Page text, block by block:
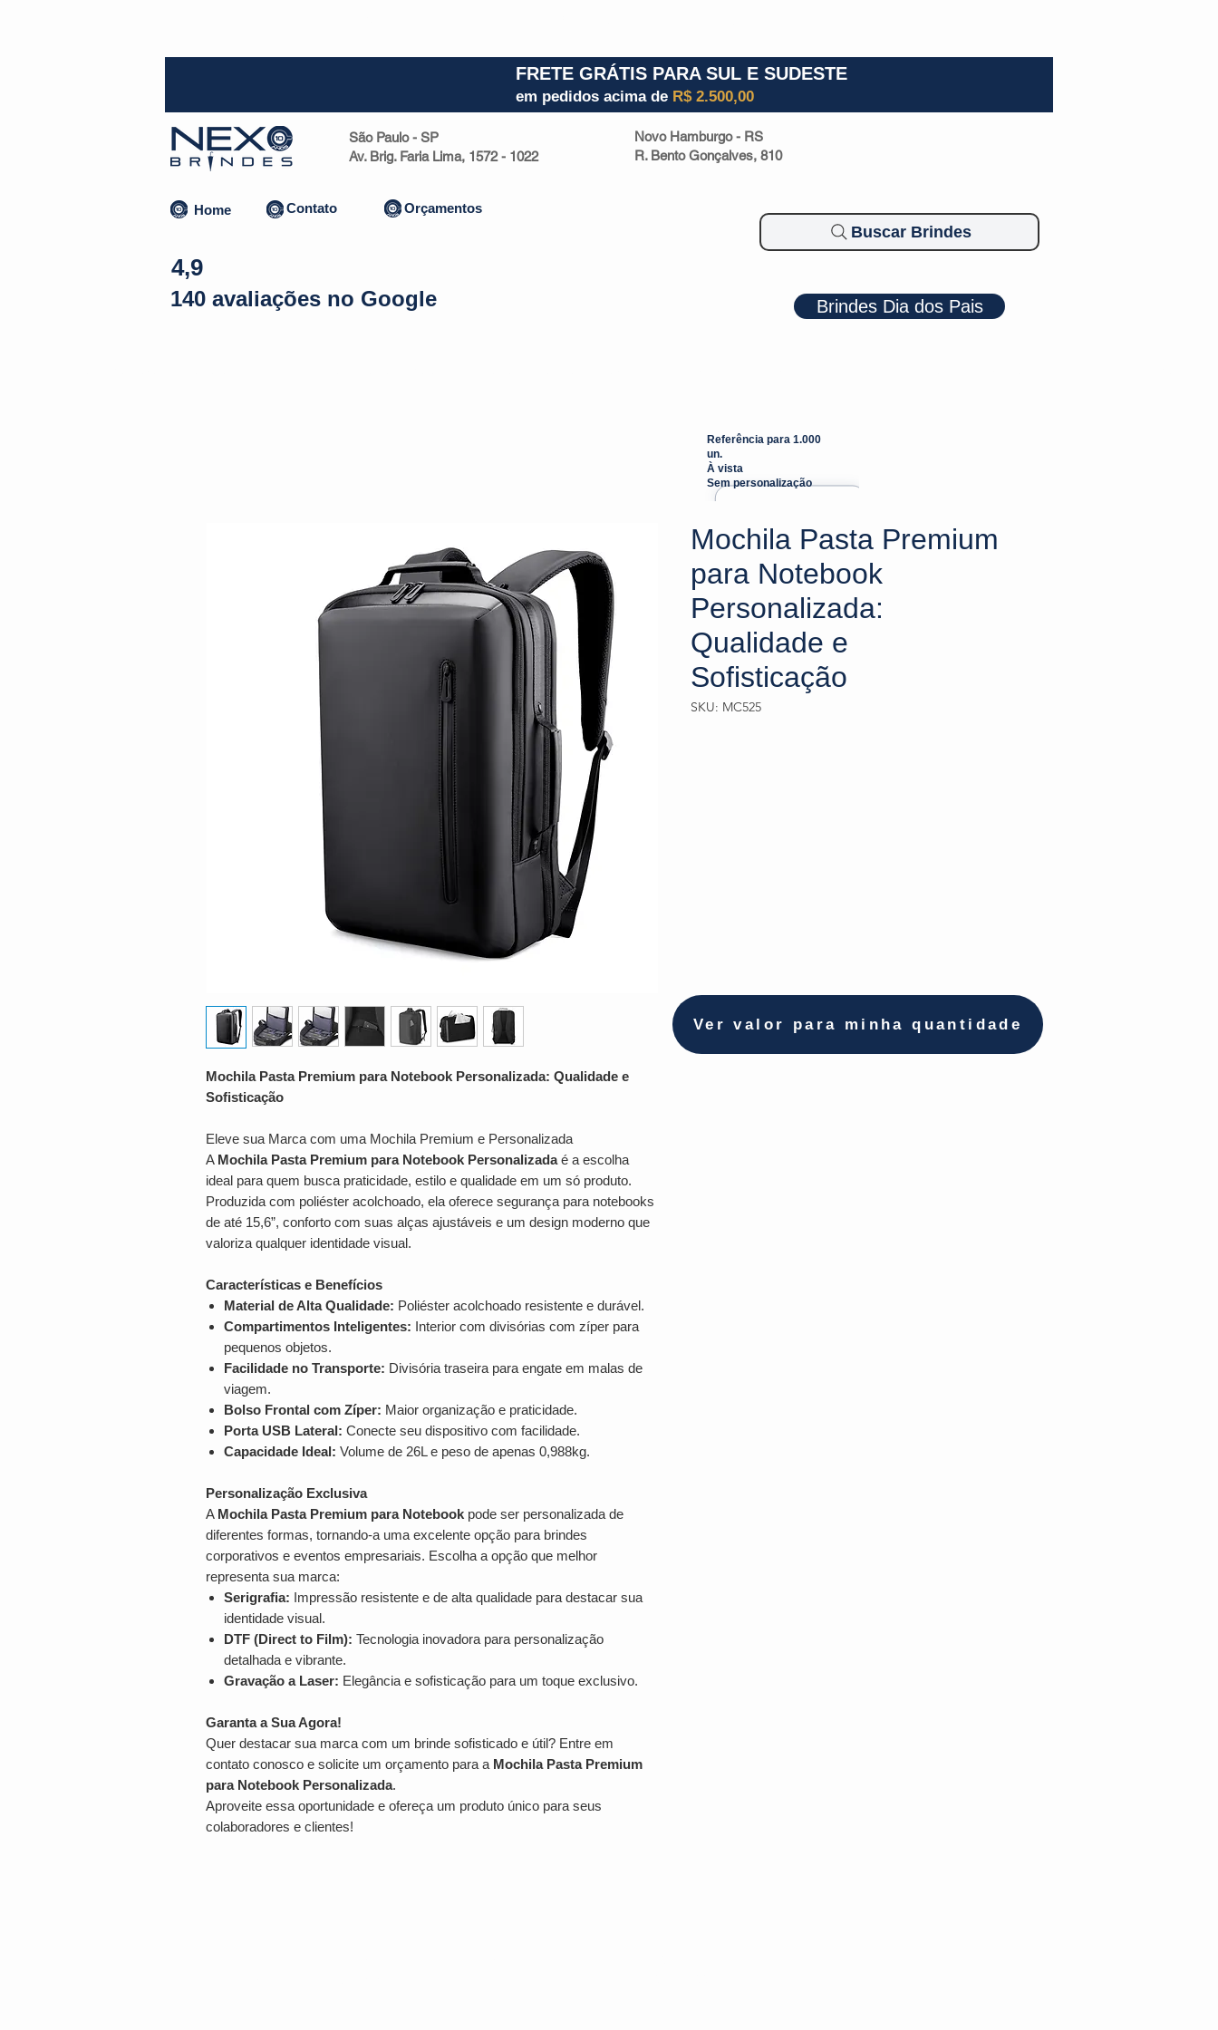
FRETE GRÁTIS PARA SUL E SUDESTE
em pedidos acima de R$ 2.500,00
São Paulo - SP
Av. Brig. Faria Lima, 1572 - 1022
Novo Hamburgo - RS
R. Bento Gonçalves, 810
Home Contato Orçamentos
4,9
140 avaliações no Google
Buscar Brindes
Brindes Dia dos Pais
Mochila Pasta Premium para Notebook Personalizada: Qualidade e
Sofisticação
Eleve sua Marca com uma Mochila Premium e Personalizada
A Mochila Pasta Premium para Notebook Personalizadaé a escolha
ideal para quem busca praticidade, estilo e qualidade em um só produto.
Produzida com poliéster acolchoado, ela oferece segurança para notebooks
de até 15,6”, conforto com suas alças ajustáveis e um design moderno que
valoriza qualquer identidade visual.
Características e Benefícios
Material de Alta Qualidade: Poliéster acolchoado resistente e durável.
Compartimentos Inteligentes: Interior com divisórias com zíper para
pequenos objetos.
Facilidade no Transporte: Divisória traseira para engate em malas de
viagem.
Bolso Frontal com Zíper: Maior organização e praticidade.
Porta USB Lateral: Conecte seu dispositivo com facilidade.
Capacidade Ideal: Volume de 26L e peso de apenas 0,988kg.
Personalização Exclusiva
A Mochila Pasta Premium para Notebook pode ser personalizada de
diferentes formas, tornando-a uma excelente opção para brindes
corporativos e eventos empresariais. Escolha a opção que melhor
representa sua marca:
Serigrafia: Impressão resistente e de alta qualidade para destacar sua
identidade visual.
DTF (Direct to Film): Tecnologia inovadora para personalização
detalhada e vibrante.
Gravação a Laser: Elegância e sofisticação para um toque exclusivo.
Garanta a Sua Agora!
Quer destacar sua marca com um brinde sofisticado e útil? Entre em
contato conosco e solicite um orçamento para a Mochila Pasta Premium
para Notebook Personalizada.
Aproveite essa oportunidade e ofereça um produto único para seus
colaboradores e clientes!
Mochila Pasta Premium
para Notebook
Personalizada:
Qualidade e
Sofisticação
SKU: MC525
Ver valor para minha quantidade
Referência para 1.000
un.
À vista
Sem personalização